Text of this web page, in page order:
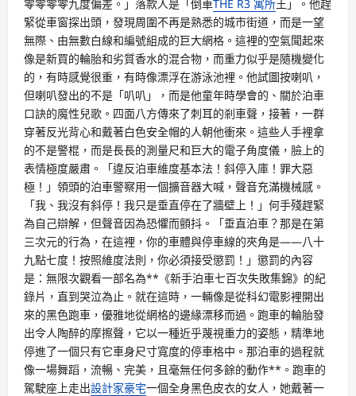
零零零零九度偏差。」落款人是「倒車THE R3 寓所王」。他趕
緊從車窗探出頭，發現周圍不再是熟悉的城市街道，而是一望
無際、由無數白線和編號組成的巨大網格。這裡的空氣聞起來
像是新買的輪胎和劣質香水的混合物，而重力似乎是隨機變化
的，有時感覺很重，有時像漂浮在游泳池裡。他試圖按喇叭，
但喇叭發出的不是「叭叭」，而是他童年時學會的、關於泊車
口訣的魔性兒歌。四面八方傳來了刺耳的剎車聲，接著，一群
穿著反光背心和戴著白色安全帽的人朝他衝來。這些人手裡拿
的不是警棍，而是長長的測量尺和巨大的電子角度儀，臉上的
表情極度嚴肅。「違反泊車維度基本法！斜停入庫！罪大惡
極！」領頭的泊車警察用一個擴音器大喊，聲音充滿機械感。
「我、我沒有斜停！我只是垂直停在了牆壁上！」何手殘趕緊
為自己辯解，但聲音因為恐懼而顫抖。「垂直泊車？那是在第
三次元的行為，在這裡，你的車體與停車線的夾角是——八十
九點七度！按照維度法則，你必須接受懲罰！」懲罰的內容
是：無限次觀看一部名為**《新手泊車七百次失敗集錦》的紀
錄片，直到哭泣為止。就在這時，一輛像是從科幻電影裡開出
來的黑色跑車，優雅地從網格的邊緣漂移而過。跑車的輪胎發
出令人陶醉的摩擦聲，它以一種近乎蔑視重力的姿態，精準地
停進了一個只有它車身尺寸寬度的停車格中。那泊車的過程就
像一場舞蹈，流暢、完美，且毫無任何多餘的動作**。跑車的
駕駛座上走出設計家豪宅一個全身黑色皮衣的女人，她戴著一